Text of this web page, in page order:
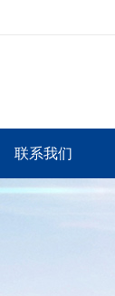
联系我们